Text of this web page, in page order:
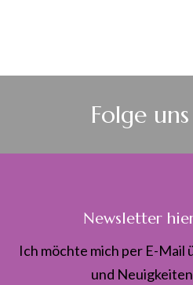
Folge
Newsletter
Ich möchte mich per E-
und